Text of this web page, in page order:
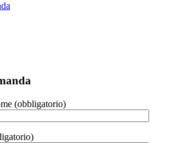
(obbligatorio)